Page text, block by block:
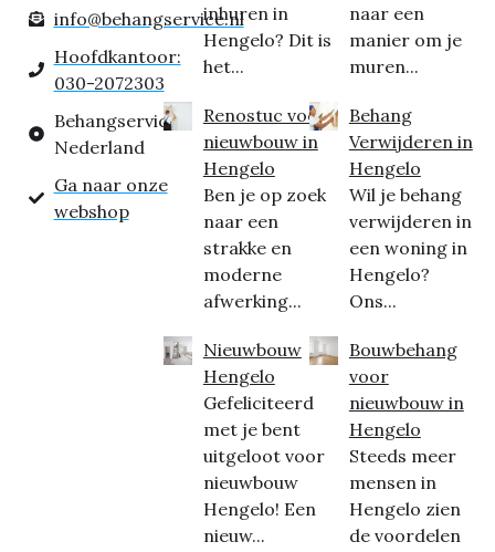
info@behangservice.nl
Hoofdkantoor:
030-2072303
Behangservice
Nederland
Ga naar onze
webshop
inhuren in
Hengelo? Dit is
het...
Renostuc voor
nieuwbouw in
Hengelo
Ben je op zoek
naar een
strakke en
moderne
afwerking...
Nieuwbouw
Hengelo
Gefeliciteerd
met je bent
uitgeloot voor
nieuwbouw
Hengelo! Een
nieuw...
naar een
manier om je
muren...
Behang
Verwijderen in
Hengelo
Wil je behang
verwijderen in
een woning in
Hengelo?
Ons...
Bouwbehang
voor
nieuwbouw in
Hengelo
Steeds meer
mensen in
Hengelo zien
de voordelen